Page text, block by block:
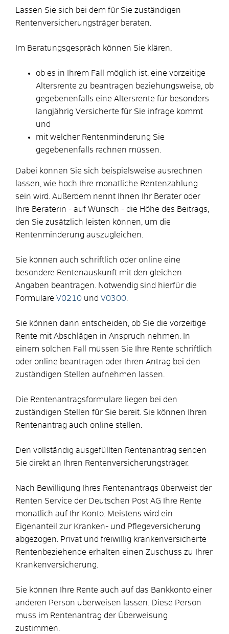
Lassen Sie sich bei dem für Sie zuständigen
Rentenversicherungsträger beraten.
Im Beratungsgespräch können Sie klären,
ob es in Ihrem Fall möglich ist, eine vorzeitige
Altersrente zu beantragen beziehungsweise, ob
gegebenenfalls eine Altersrente für besonders
langjährig Versicherte für Sie infrage kommt
und
mit welcher Rentenminderung Sie
gegebenenfalls rechnen müssen.
Dabei können Sie sich beispielsweise ausrechnen
lassen, wie hoch Ihre monatliche Rentenzahlung
sein wird. Außerdem nennt Ihnen Ihr Berater oder
Ihre Beraterin - auf Wunsch - die Höhe des Beitrags,
den Sie zusätzlich leisten können, um die
Rentenminderung auszugleichen.
Sie können auch schriftlich oder online eine
besondere Rentenauskunft mit den gleichen
Angaben beantragen. Notwendig sind hierfür die
Formulare V0210 und V0300
Sie können dann entscheiden, ob Sie die vorzeitige
Rente mit Abschlägen in Anspruch nehmen. In
einem solchen Fall müssen Sie Ihre Rente schriftlich
oder online beantragen oder Ihren Antrag bei den
zuständigen Stellen aufnehmen lassen.
Die Rentenantragsformulare liegen bei den
zuständigen Stellen für Sie bereit. Sie können Ihren
Rentenantrag auch online stellen.
Den vollständig ausgefüllten Rentenantrag senden
Sie direkt an Ihren Rentenversicherungsträger.
Nach Bewilligung Ihres Rentenantrags überweist der
Renten Service der Deutschen Post AG Ihre Rente
monatlich auf Ihr Konto. Meistens wird ein
Eigenanteil zur Kranken- und Pflegeversicherung
abgezogen. Privat und freiwillig krankenversicherte
Rentenbeziehende erhalten einen Zuschuss zu Ihrer
Krankenversicherung.
Sie können Ihre Rente auch auf das Bankkonto einer
anderen Person überweisen lassen. Diese Person
muss im Rentenantrag der Überweisung
zustimmen.